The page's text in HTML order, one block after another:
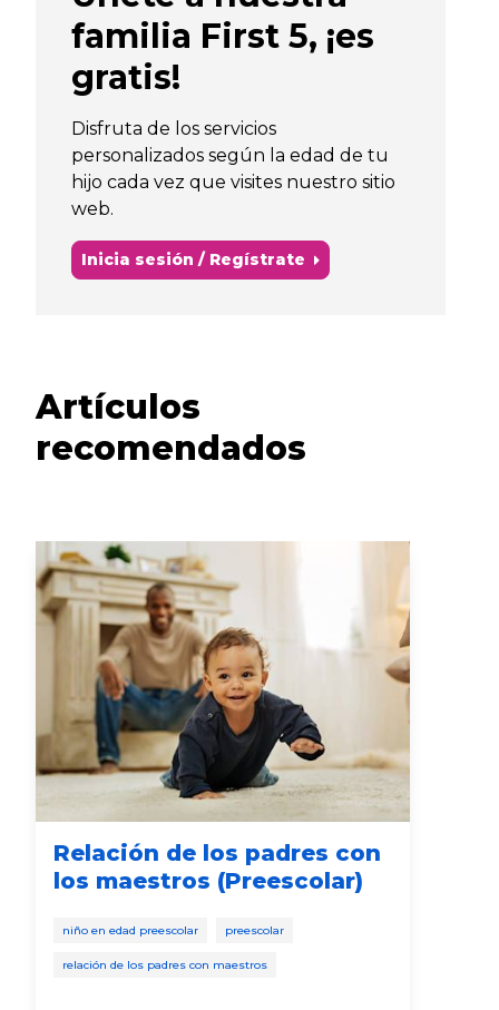
familia First 5, ¡es
gratis!
Disfruta de los servicios
personalizados según la edad de tu
hijo cada vez que visites nuestro sitio
web.
Inicia sesión / Regístrate
Artículos
recomendados
Relación de los padres con
los maestros (Preescolar)
niño en edad preescolar preescolar
relación de los padres con maestros